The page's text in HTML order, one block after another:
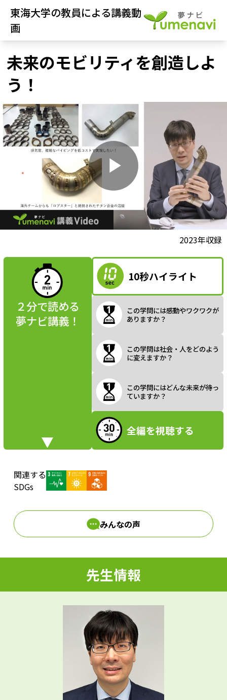
東海大学の教員による講義動
画
未来のモビリティを創造しよ
う！
P
a
y
V
i
e
o
2023年収録
２分で読める
夢ナビ講義！
10秒ハイライト
この学問には感動やワクワクが
ありますか？
この学問は社会・人をどのよう
に変えますか？
この学問にはどんな未来が待っ
ていますか？
全編を視聴する
関連する
SDGs
みんなの声
先生情報